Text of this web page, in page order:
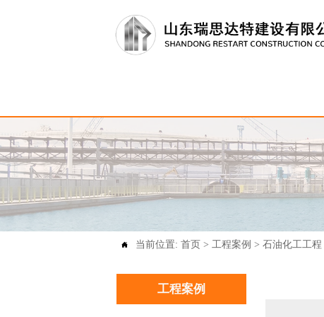
 当前位置:首页 > 工程案例 >石油化工工程
工程案例